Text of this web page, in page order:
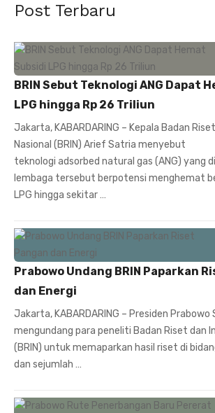
Post Terbaru
BRIN Sebut Teknologi ANG Dapat
LPG hingga Rp 26 Triliun
Jakarta, KABARDARING – Kepala Badan
Nasional (BRIN) Arief Satria menyebut
teknologi adsorbed natural gas (ANG) yang
lembaga tersebut berpotensi menghemat
LPG hingga sekitar …
Prabowo Undang BRIN Paparkan
dan Energi
Jakarta, KABARDARING – Presiden Prabowo
mengundang para peneliti Badan Riset dan
(BRIN) untuk memaparkan hasil riset di
dan sejumlah …